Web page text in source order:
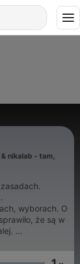
nikalab - tam,
wyborach. O
że są w